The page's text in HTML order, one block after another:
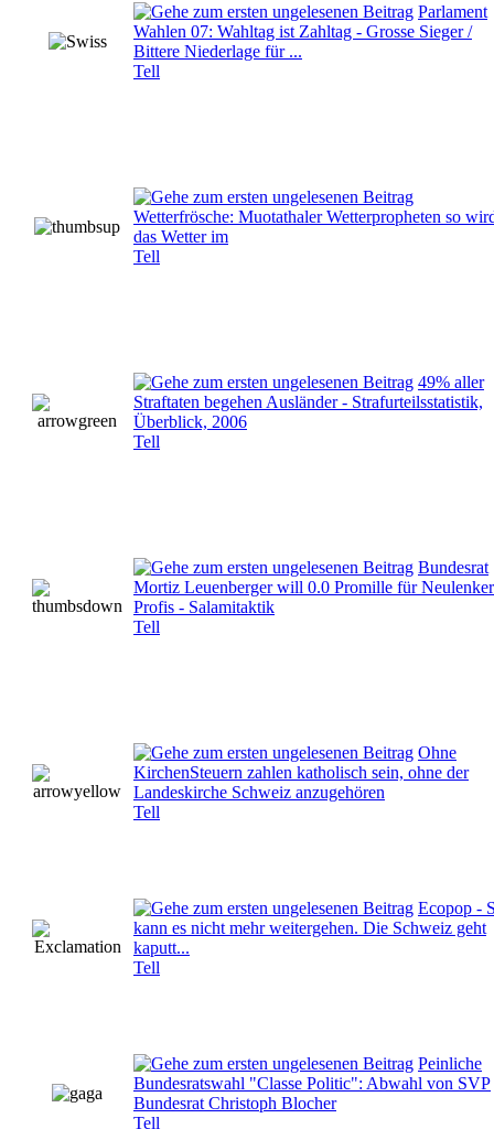
Parlament
Wahlen 07: Wahltag ist Zahltag - Grosse Sieger /
Bittere Niederlage für ...
Tell
Wetterfrösche: Muotathaler Wetterpropheten so
das Wetter im
Tell
49% aller
Straftaten begehen Ausländer - Strafurteilsstatistik,
Überblick, 2006
Tell
Bundesrat
Mortiz Leuenberger will 0.0 Promille für
Profis - Salamitaktik
Tell
Ohne
KirchenSteuern zahlen katholisch sein, ohne der
Landeskirche Schweiz anzugehören
Tell
Ecopop -
kann es nicht mehr weitergehen. Die Schweiz geht
kaputt...
Tell
Peinliche
Bundesratswahl "Classe Politic": Abwahl von SVP
Bundesrat Christoph Blocher
Tell